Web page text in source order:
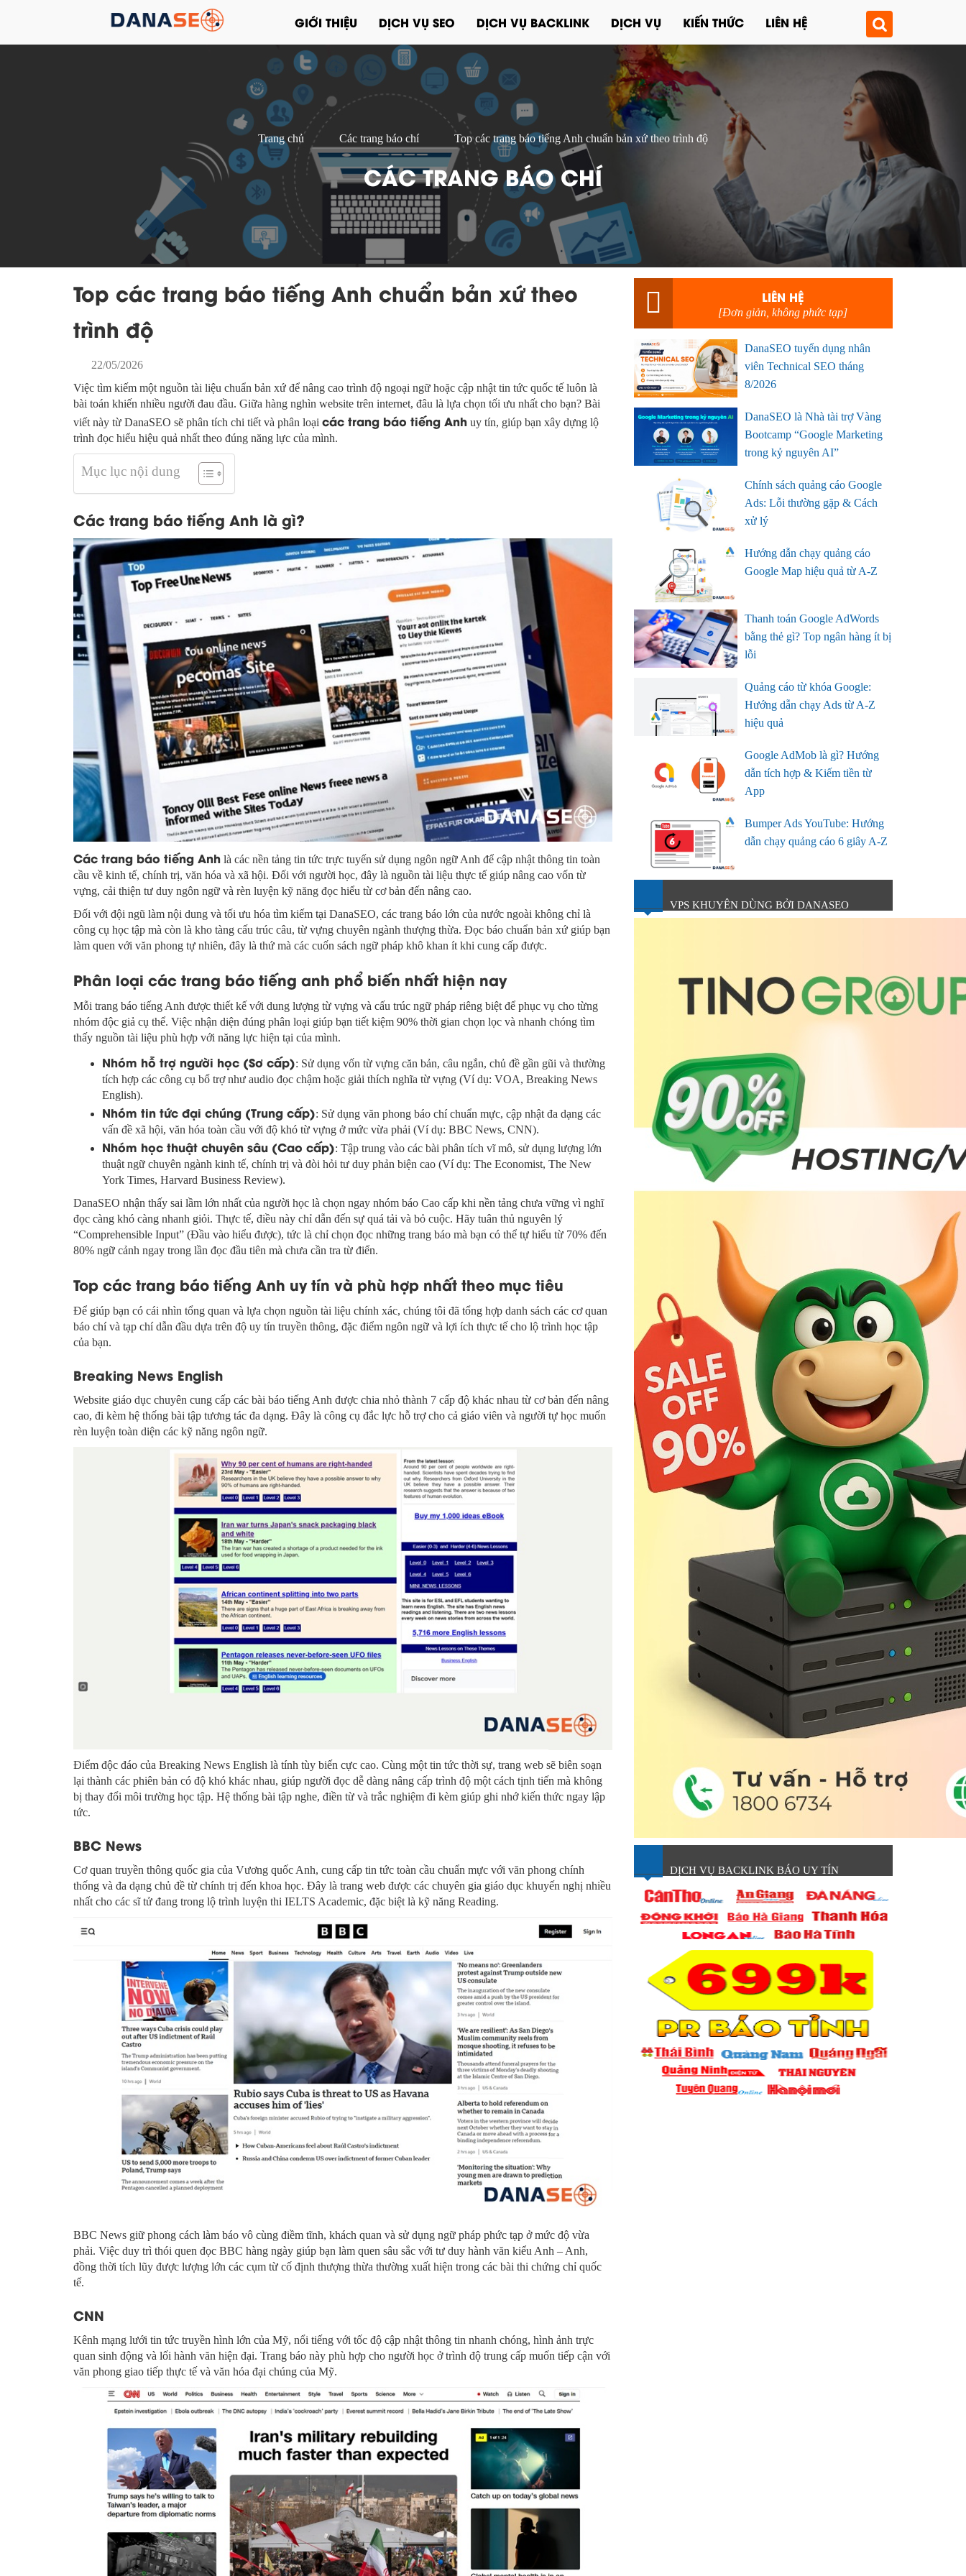
GIỚI THIỆU DỊCH VỤ SEO DỊCH VỤ BACKLINK DỊCH VỤ KIẾN THỨC LIÊN HỆ
Trang chủ Các trang báo chí Top các trang báo tiếng Anh chuẩn bản xứ theo trình độ
CÁC TRANG BÁO CHÍ
Top các trang báo tiếng Anh chuẩn bản xứ theo
trình độ
22/05/2026
Việc tìm kiếm một nguồn tài liệu chuẩn bản xứ để nâng cao trình độ ngoại ngữ hoặc cập nhật tin tức quốc tế luôn là
bài toán khiến nhiều người đau đầu. Giữa hàng nghìn website trên internet, đâu là lựa chọn tối ưu nhất cho bạn? Bài
viết này từ DanaSEO sẽ phân tích chi tiết và phân loại các trang báo tiếng Anh uy tín, giúp bạn xây dựng lộ
trình đọc hiểu hiệu quả nhất theo đúng năng lực của mình.
Mục lục nội dung
Các trang báo tiếng Anh là gì?
Các trang báo tiếng Anh là các nền tảng tin tức trực tuyến sử dụng ngôn ngữ Anh để cập nhật thông tin toàn
cầu về kinh tế, chính trị, văn hóa và xã hội. Đối với người học, đây là nguồn tài liệu thực tế giúp nâng cao vốn từ
vựng, cải thiện tư duy ngôn ngữ và rèn luyện kỹ năng đọc hiểu từ cơ bản đến nâng cao.
Đối với đội ngũ làm nội dung và tối ưu hóa tìm kiếm tại DanaSEO, các trang báo lớn của nước ngoài không chỉ là
công cụ học tập mà còn là kho tàng cấu trúc câu, từ vựng chuyên ngành thượng thừa. Đọc báo chuẩn bản xứ giúp bạn
làm quen với văn phong tự nhiên, đây là thứ mà các cuốn sách ngữ pháp khô khan ít khi cung cấp được.
Phân loại các trang báo tiếng anh phổ biến nhất hiện nay
Mỗi trang báo tiếng Anh được thiết kế với dung lượng từ vựng và cấu trúc ngữ pháp riêng biệt để phục vụ cho từng
nhóm độc giả cụ thể. Việc nhận diện đúng phân loại giúp bạn tiết kiệm 90% thời gian chọn lọc và nhanh chóng tìm
thấy nguồn tài liệu phù hợp với năng lực hiện tại của mình.
Nhóm hỗ trợ người học (Sơ cấp): Sử dụng vốn từ vựng căn bản, câu ngắn, chủ đề gần gũi và thường
tích hợp các công cụ bổ trợ như audio đọc chậm hoặc giải thích nghĩa từ vựng (Ví dụ: VOA, Breaking News
English).
Nhóm tin tức đại chúng (Trung cấp): Sử dụng văn phong báo chí chuẩn mực, cập nhật đa dạng các
vấn đề xã hội, văn hóa toàn cầu với độ khó từ vựng ở mức vừa phải (Ví dụ: BBC News, CNN).
Nhóm học thuật chuyên sâu (Cao cấp): Tập trung vào các bài phân tích vĩ mô, sử dụng lượng lớn
thuật ngữ chuyên ngành kinh tế, chính trị và đòi hỏi tư duy phản biện cao (Ví dụ: The Economist, The New
York Times, Harvard Business Review).
DanaSEO nhận thấy sai lầm lớn nhất của người học là chọn ngay nhóm báo Cao cấp khi nền tảng chưa vững vì nghĩ
đọc càng khó càng nhanh giỏi. Thực tế, điều này chỉ dẫn đến sự quá tải và bỏ cuộc. Hãy tuân thủ nguyên lý
“Comprehensible Input” (Đầu vào hiểu được), tức là chỉ chọn đọc những trang báo mà bạn có thể tự hiểu từ 70% đến
80% ngữ cảnh ngay trong lần đọc đầu tiên mà chưa cần tra từ điển.
Top các trang báo tiếng Anh uy tín và phù hợp nhất theo mục tiêu
Để giúp bạn có cái nhìn tổng quan và lựa chọn nguồn tài liệu chính xác, chúng tôi đã tổng hợp danh sách các cơ quan
báo chí và tạp chí dẫn đầu dựa trên độ uy tín truyền thông, đặc điểm ngôn ngữ và lợi ích thực tế cho lộ trình học tập
của bạn.
Breaking News English
Website giáo dục chuyên cung cấp các bài báo tiếng Anh được chia nhỏ thành 7 cấp độ khác nhau từ cơ bản đến nâng
cao, đi kèm hệ thống bài tập tương tác đa dạng. Đây là công cụ đắc lực hỗ trợ cho cả giáo viên và người tự học muốn
rèn luyện toàn diện các kỹ năng ngôn ngữ.
Điểm độc đáo của Breaking News English là tính tùy biến cực cao. Cùng một tin tức thời sự, trang web sẽ biên soạn
lại thành các phiên bản có độ khó khác nhau, giúp người đọc dễ dàng nâng cấp trình độ một cách tịnh tiến mà không
bị thay đổi môi trường học tập. Hệ thống bài tập nghe, điền từ và trắc nghiệm đi kèm giúp ghi nhớ kiến thức ngay lập
tức.
BBC News
Cơ quan truyền thông quốc gia của Vương quốc Anh, cung cấp tin tức toàn cầu chuẩn mực với văn phong chính
thống và đa dạng chủ đề từ chính trị đến khoa học. Đây là trang web được các chuyên gia giáo dục khuyến nghị nhiều
nhất cho các sĩ tử đang trong lộ trình luyện thi IELTS Academic, đặc biệt là kỹ năng Reading.
BBC News giữ phong cách làm báo vô cùng điềm tĩnh, khách quan và sử dụng ngữ pháp phức tạp ở mức độ vừa
phải. Việc duy trì thói quen đọc BBC hàng ngày giúp bạn làm quen sâu sắc với tư duy hành văn kiểu Anh – Anh,
đồng thời tích lũy được lượng lớn các cụm từ cố định thượng thừa thường xuất hiện trong các bài thi chứng chỉ quốc
tế.
CNN
Kênh mạng lưới tin tức truyền hình lớn của Mỹ, nổi tiếng với tốc độ cập nhật thông tin nhanh chóng, hình ảnh trực
quan sinh động và lối hành văn hiện đại. Trang báo này phù hợp cho người học ở trình độ trung cấp muốn tiếp cận với
văn phong giao tiếp thực tế và văn hóa đại chúng của Mỹ.
LIÊN HỆ
[Đơn giản, không phức tạp]
DanaSEO tuyển dụng nhân
viên Technical SEO tháng
8/2026
DanaSEO là Nhà tài trợ Vàng
Bootcamp “Google Marketing
trong kỷ nguyên AI”
Chính sách quảng cáo Google
Ads: Lỗi thường gặp & Cách
xử lý
Hướng dẫn chạy quảng cáo
Google Map hiệu quả từ A-Z
Thanh toán Google AdWords
bằng thẻ gì? Top ngân hàng ít bị
lỗi
Quảng cáo từ khóa Google:
Hướng dẫn chạy Ads từ A-Z
hiệu quả
Google AdMob là gì? Hướng
dẫn tích hợp & Kiếm tiền từ
App
Bumper Ads YouTube: Hướng
dẫn chạy quảng cáo 6 giây A-Z
VPS KHUYÊN DÙNG BỞI DANASEO
DỊCH VỤ BACKLINK BÁO UY TÍN